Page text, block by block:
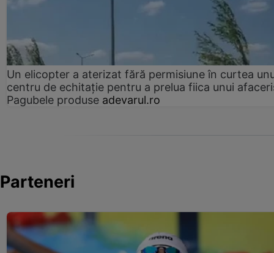
Un elicopter a aterizat fără permisiune în curtea
centru de echitație pentru a prelua fiica unui
Pagubele produse adevarul.ro
Parteneri